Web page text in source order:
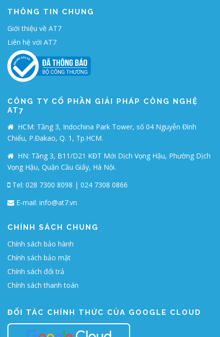
THÔNG TIN CHUNG
Giới thiệu về AT7
Liên hệ với AT7
CÔNG TY CỔ PHẦN GIẢI PHÁP CÔNG NGHỆ
AT7
HCM: Tầng 3, Indochina Park Tower, số 04 Nguyễn Đình
Chiểu, P.Đakao, Q. 1, Tp.HCM.
HN: Tầng 3, B11/D21 KĐT Mới Dịch Vọng Hậu, Phường Dịch
Vọng Hậu, Quận Cầu Giấy, Hà Nội.
Tel: 028 7300 8098 | 024 7308 0866
E-mail: info@at7.vn
CHÍNH SÁCH CHUNG
Chính sách bảo hành
Chính sách bảo mật
Chính sách đổi trả
Chính sách thanh toán
ĐỐI TÁC CHÍNH THỨC CỦA GOOGLE CLOUD